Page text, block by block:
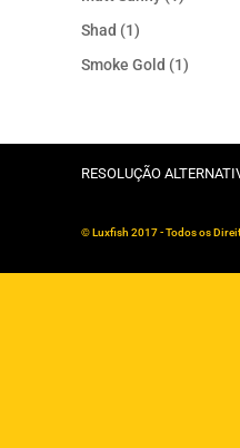
Shad (1)
Smoke Gold (1)
RESOLUÇÃO
© Luxfish 2017 - Todos os